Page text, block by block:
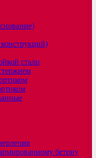
стали
бетону